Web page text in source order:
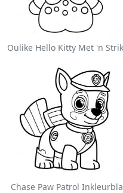
Chase Paw Patrol